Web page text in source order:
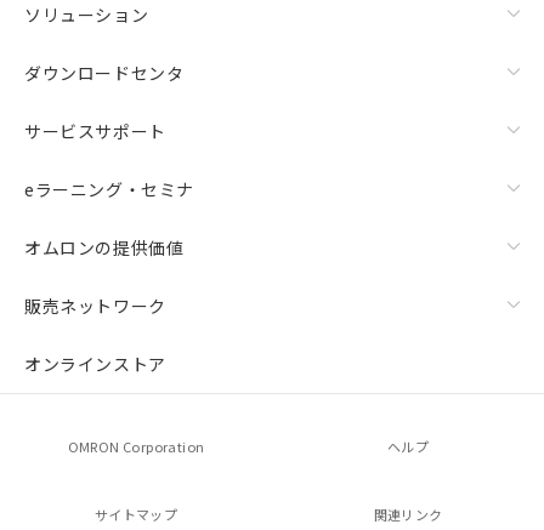
ソリューション
ダウンロードセンタ
サービスサポート
eラーニング・セミナ
オムロンの提供価値
販売ネットワーク
オンラインストア
OMRON Corporation ヘルプ
サイトマップ 関連リンク